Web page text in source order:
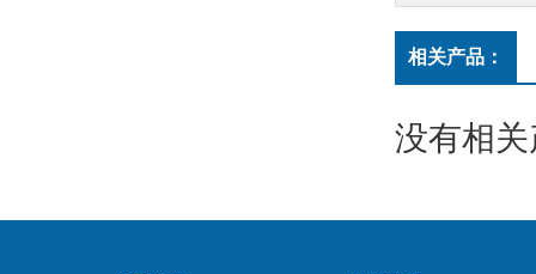
相关产品：
没有相